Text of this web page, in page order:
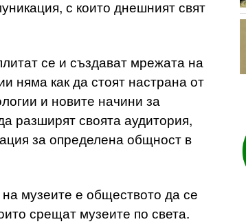
с които днешният свят
се и създават мрежата на
няма как да стоят настрана от
и новите начини за
разширят своята аудитория,
за определена общност в
музеите е обществото да се
срещат музеите по света.